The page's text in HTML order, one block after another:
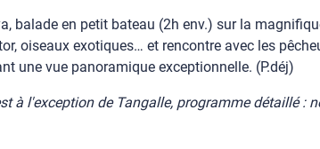
balade en petit bateau (2h env.) sur la
oiseaux exotiques… et rencontre avec les
une vue panoramique exceptionnelle. (P.déj)
à l'exception de Tangalle, programme détaillé :